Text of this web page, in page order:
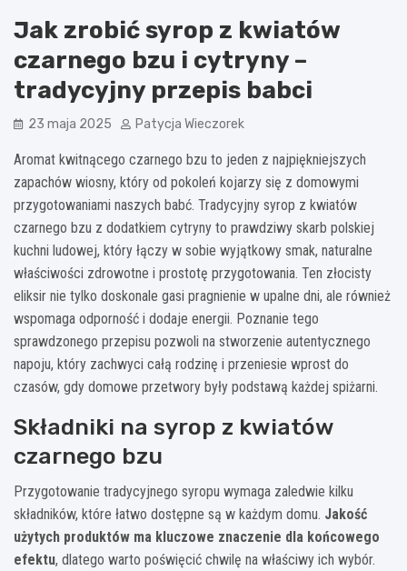
Jak zrobić syrop z kwiatów
czarnego bzu i cytryny –
tradycyjny przepis babci
23 maja 2025 Patycja Wieczorek
Aromat kwitnącego czarnego bzu to jeden z najpiękniejszych
zapachów wiosny, który od pokoleń kojarzy się z domowymi
przygotowaniami naszych babć. Tradycyjny syrop z kwiatów
czarnego bzu z dodatkiem cytryny to prawdziwy skarb polskiej
kuchni ludowej, który łączy w sobie wyjątkowy smak, naturalne
właściwości zdrowotne i prostotę przygotowania. Ten złocisty
eliksir nie tylko doskonale gasi pragnienie w upalne dni, ale również
wspomaga odporność i dodaje energii. Poznanie tego
sprawdzonego przepisu pozwoli na stworzenie autentycznego
napoju, który zachwyci całą rodzinę i przeniesie wprost do
czasów, gdy domowe przetwory były podstawą każdej spiżarni.
Składniki na syrop z kwiatów
czarnego bzu
Przygotowanie tradycyjnego syropu wymaga zaledwie kilku
składników, które łatwo dostępne są w każdym domu. Jakość
użytych produktów ma kluczowe znaczenie dla końcowego
efektu, dlatego warto poświęcić chwilę na właściwy ich wybór.